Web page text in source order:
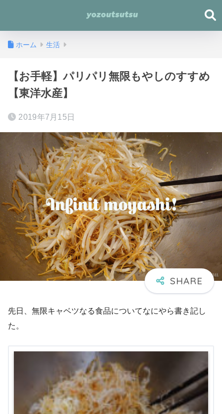
ホーム 生活
【お手軽】パリパリ無限もやしのすすめ
【東洋水産】
2019年7月15日
先日、無限キャベツなる食品についてなにやら書き記し
た。